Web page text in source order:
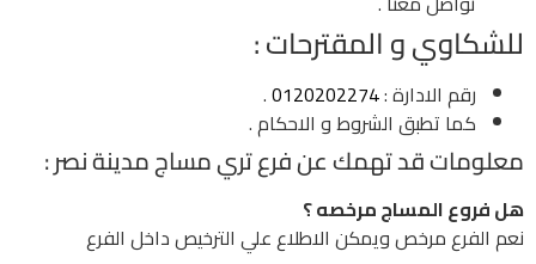
للشكاوي و المقترحات :
رقم الادارة :0120202274
.
كما تطبق الشروط و الاحكام .
معلومات قد تهمك عن فرع تري مساج مدينة نصر :
هل فروع المساج مرخصه ؟
نعم الفرع مرخص ويمكن الاطلاع علي الترخيص داخل الفرع